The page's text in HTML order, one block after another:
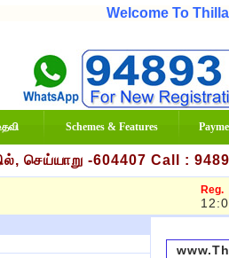
Welcome To Thillai
Schemes & Features
செய்யாறு -604407 Call :